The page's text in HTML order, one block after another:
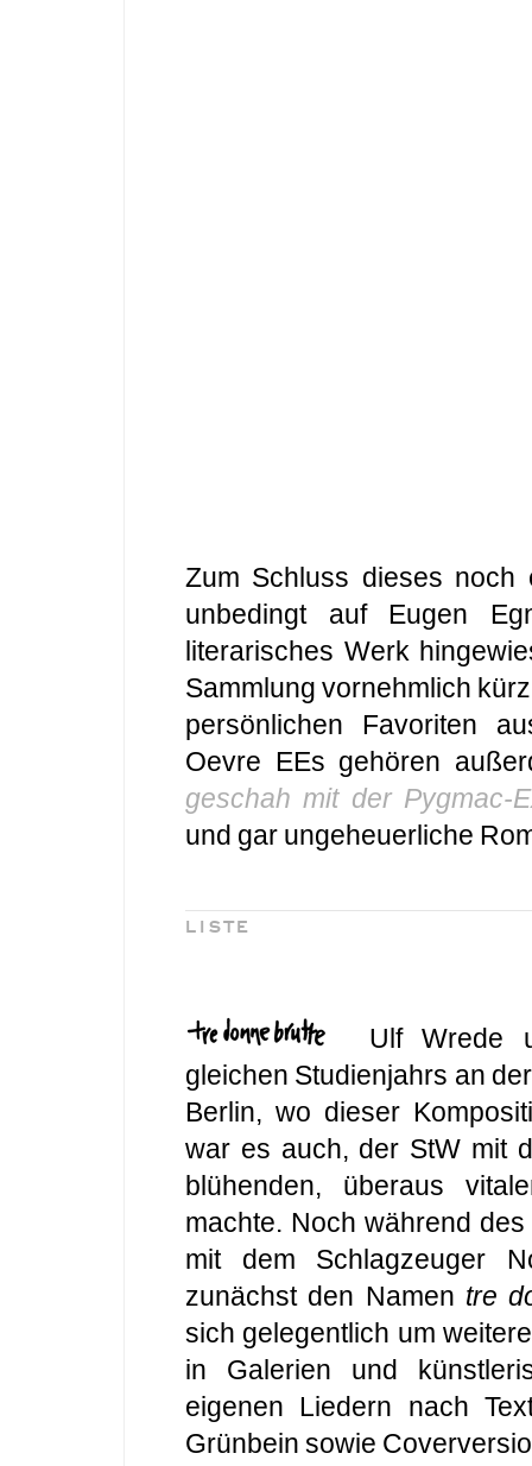
Zum Schluss dieses noch
unbedingt auf Eugen
literarisches Werk
Sammlung vornehmlich
persönlichen Favoriten
Oevre EEs gehören
geschah mit der Pygmac-
und gar ungeheuerliche
LISTE
Ulf Wrede
gleichen Studienjahrs an
Berlin, wo dieser
war es auch, der StW mit
blühenden, überaus
machte. Noch während
mit dem Schlagzeuger
zunächst den Namen tre
sich gelegentlich um
in Galerien und
eigenen Liedern nach
Grünbein sowie